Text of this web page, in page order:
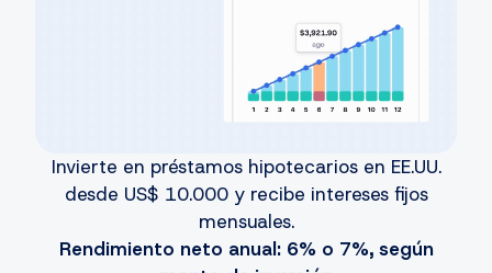
Invierte en préstamos hipotecarios en EE.UU.
desde US$ 10.000 y recibe intereses fijos
mensuales.
Rendimiento neto anual: 6% o 7%, según